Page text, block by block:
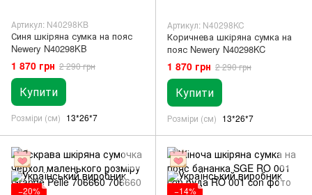
Артикул: N40298KB
Синя шкіряна сумка на пояс
Newery N40298KB
1 870 грн 2 290 грн
Купити
Розміри (см) 13*26*7
Артикул: N40298KC
Коричнева шкіряна сумка на
пояс Newery N40298KC
1 870 грн 2 290 грн
Купити
Розміри (см) 13*26*7
−20% −14%